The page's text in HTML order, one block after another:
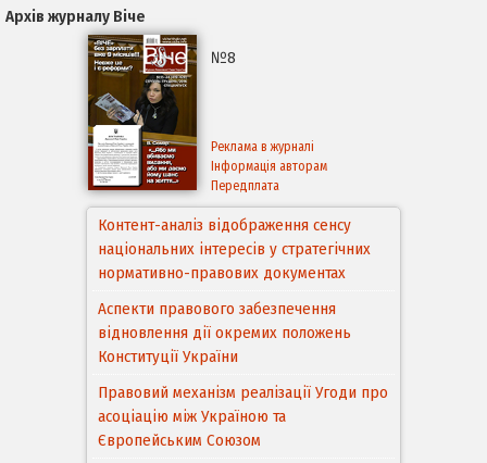
Архів журналу Віче
№8
Реклама в журналі
Інформація авторам
Передплата
Контент-аналіз відображення сенсу
національних інтересів у стратегічних
нормативно-правових документах
Аспекти правового забезпечення
відновлення дії окремих положень
Конституції України
Правовий механізм реалізації Угоди про
асоціацію між Україною та
Європейським Cоюзом
Деякі проблеми адаптації